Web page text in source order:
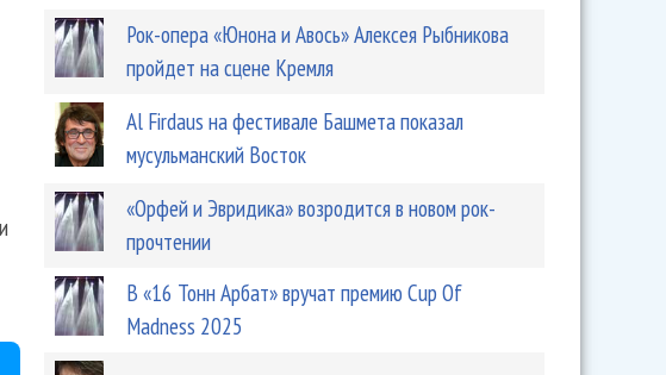
Рок-опера «Юнона и Авось» Алексея Рыбникова
пройдет на сцене Кремля
Аl Firdaus на фестивале Башмета показал
мусульманский Восток
«Орфей и Эвридика» возродится в новом рок-
прочтении
В «16 Тонн Арбат» вручат премию Cup Of
Madness 2025